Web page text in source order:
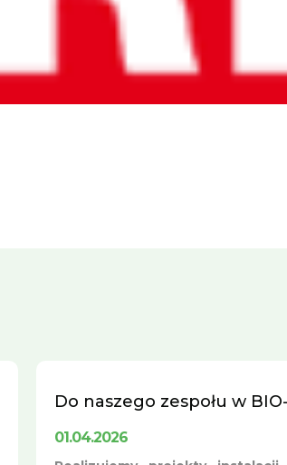
Do naszego zespołu w
01.04.2026